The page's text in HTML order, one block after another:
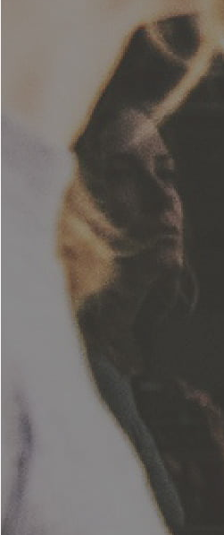
InicioPortafolio
Sistemas